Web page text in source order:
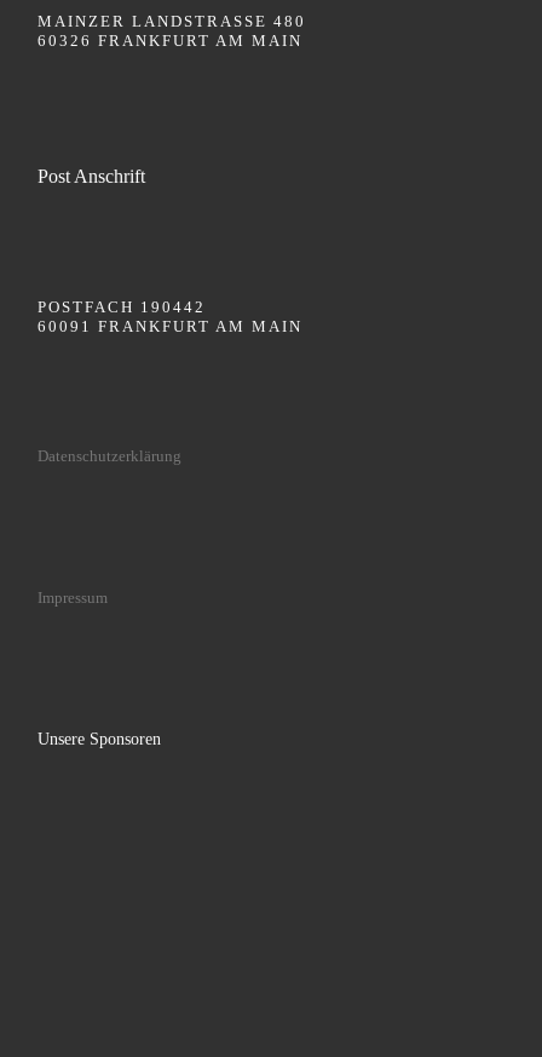
MAINZER LANDSTRASSE 480
60326 FRANKFURT AM MAIN
Post Anschrift
POSTFACH 190442
60091 FRANKFURT AM MAIN
Datenschutzerklärung
Impressum
Unsere Sponsoren